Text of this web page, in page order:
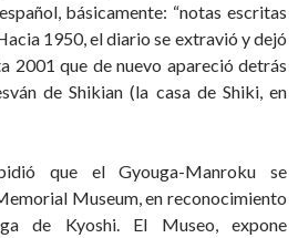
básicamente: “notas escritas
1950, el diario se extravió y dejó
2001 que de nuevo apareció detrás
de Shikian (la casa de Shiki, en
que el Gyouga-Manroku se
Museum, en reconocimiento
de Kyoshi. El Museo, expone